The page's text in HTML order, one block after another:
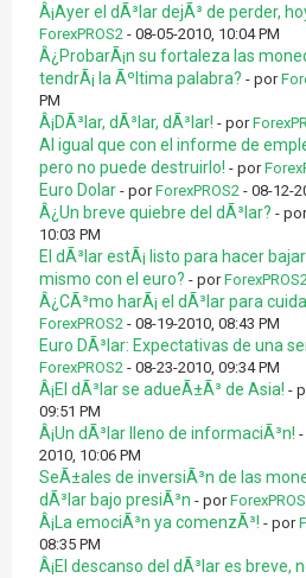
Â¡Ayer el dÃ³lar dejÃ³ de perder,
ForexPROS2 - 08-05-2010, 10:04 PM
Â¿ProbarÃ¡n su fortaleza las
tendrÃ¡ la Ãºltima palabra? - por
PM
Â¡DÃ³lar, dÃ³lar, dÃ³lar! - por
Al igual que con el informe de
pero no puede destruirlo! - por
Euro Dolar - porForexPROS2 - 08-12-
Â¿Un breve quiebre del dÃ³lar? -
10:03 PM
El dÃ³lar estÃ¡ listo para hacer
mismo con el euro? - por
Â¿CÃ³mo harÃ¡ el dÃ³lar para
ForexPROS2 - 08-19-2010, 08:43 PM
Euro DÃ³lar: Expectativas de una
ForexPROS2 - 08-23-2010, 09:34 PM
Â¡El dÃ³lar se adueÃ±Ã³ de Asia! -
09:51 PM
Â¡Un dÃ³lar lleno de informaciÃ³n!
2010, 10:06 PM
SeÃ±ales de inversiÃ³n de las
dÃ³lar bajo presiÃ³n - por
Â¡La emociÃ³n ya comenzÃ³! - por
08:35 PM
Â¡El descanso del dÃ³lar es breve,